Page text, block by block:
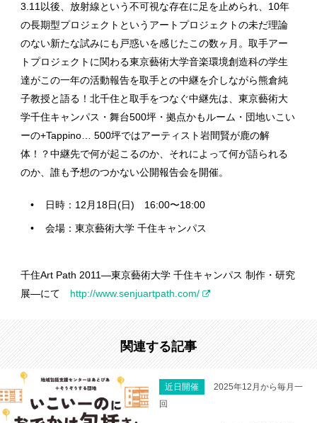
3.11以後、放射線という不可視な存在に足を止められ、10年
の長期型プロジェクトというアートプロジェクトの未だ理論
のない新たな試みにも戸惑いを感じたこの数ヶ月。取手アー
トプロジェクトに関わる東京藝術大学音楽環境創造科の学生
達がこの一年の活動報告を取手との中継を介しながら熊倉純
子教授と語る！北千住と取手をつなぐ中継先は、東京藝術大
学千住キャンパス・舞台500坪・拠点かもルーム・団地いこい
ーの+Tappino… 500坪ではアーティスト岩間賢が鹿の解
体！？中継先で何が起こるのか、それによって何が語られる
のか、誰も予想のつかない公開報告会を開催。
日時：12月18日(日) 16:00〜18:00
会場：東京藝術大学 千住キャンパス
千住Art Path 2011—東京藝術大学 千住キャンパス 制作・研究
展—にて http://www.senjuartpath.com/
関連する記事
近日開催
2025年12月から毎月一
回